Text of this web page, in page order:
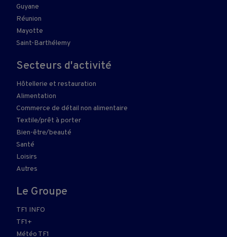
Guyane
Réunion
Mayotte
Saint-Barthélemy
Secteurs d'activité
Hôtellerie et restauration
Alimentation
Commerce de détail non alimentaire
Textile/prêt à porter
Bien-être/beauté
Santé
Loisirs
Autres
Le Groupe
TF1 INFO
TF1+
Météo TF1